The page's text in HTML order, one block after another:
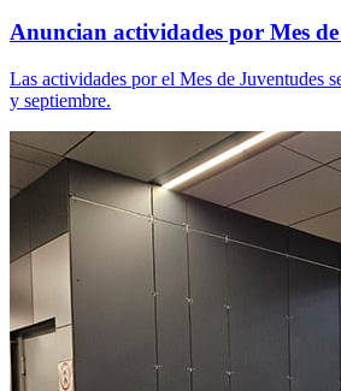
Anuncian actividades por Mes
Las actividades por el Mes de Juventudes
y septiembre.